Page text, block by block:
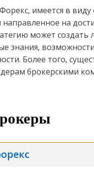
имеется в
на
может
знания,
Более того,
брокерскими